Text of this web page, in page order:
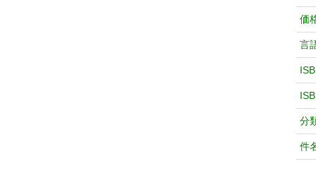
価
言
分
件